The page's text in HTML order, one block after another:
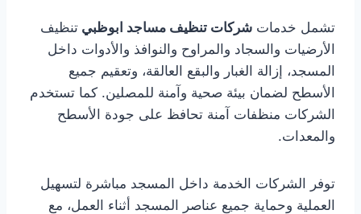
تشمل خدمات شركات تنظيف مساجد ابوظبي تنظيف
الأرضيات والسجاد والمراوح والنوافذ والأدوات داخل
المسجد، إزالة الغبار والبقع العالقة، وتعقيم جميع
الأسطح لضمان بيئة صحية وآمنة للمصلين. كما تستخدم
الشركات منظفات آمنة تحافظ على جودة الأسطح
والمعدات.
توفر الشركات الخدمة داخل المسجد مباشرة لتسهيل
العملية وحماية جميع عناصر المسجد أثناء العمل، مع